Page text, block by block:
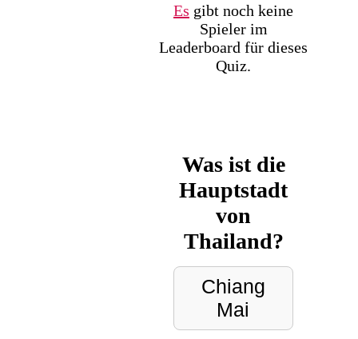
Es gibt noch keine
Spieler im
Leaderboard für dieses
Quiz.
Was ist die
Hauptstadt
von
Thailand?
Chiang
Mai